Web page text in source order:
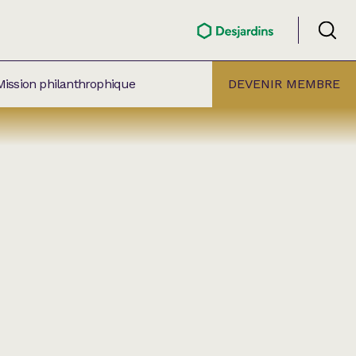
philanthrophique DEVENIR MEMBRE